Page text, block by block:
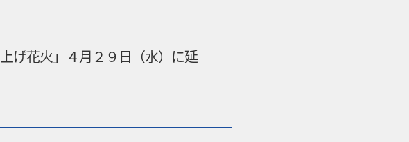
げ花火」４月２９日（水）に延